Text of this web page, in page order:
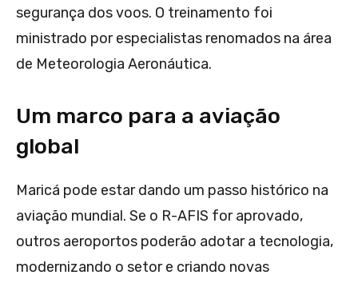
segurança dos voos. O treinamento foi
ministrado por especialistas renomados na área
de Meteorologia Aeronáutica.
Um marco para a aviação
global
Maricá pode estar dando um passo histórico na
aviação mundial. Se o R-AFIS for aprovado,
outros aeroportos poderão adotar a tecnologia,
modernizando o setor e criando novas